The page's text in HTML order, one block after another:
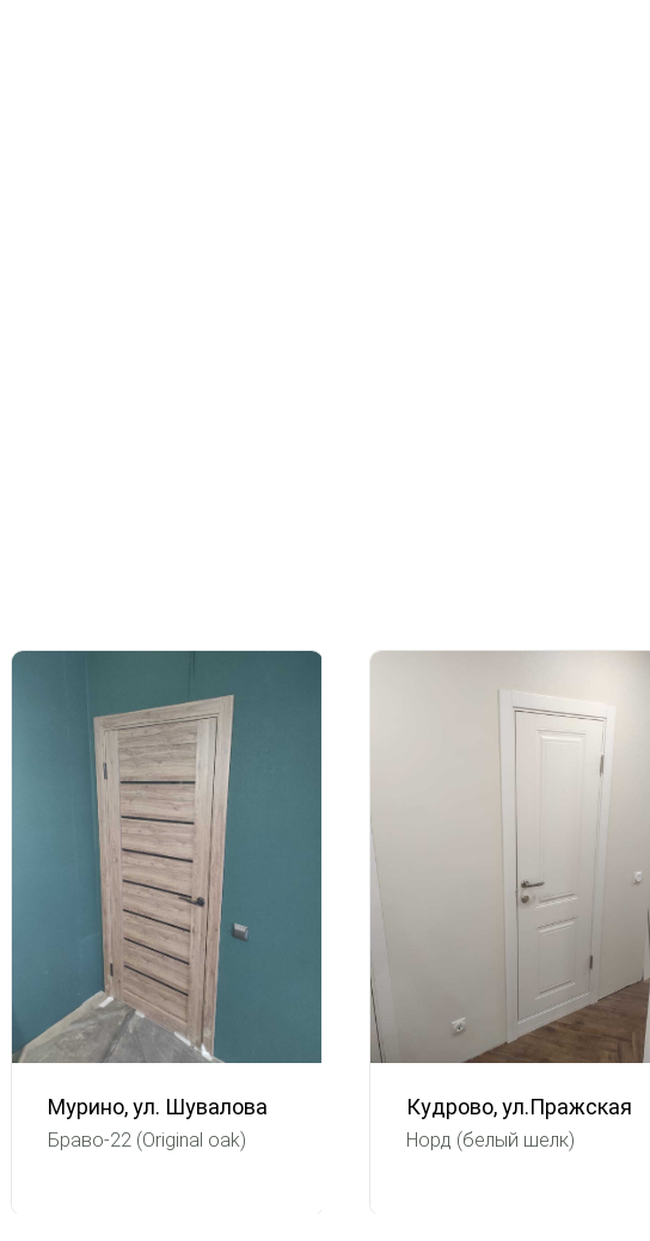
Мурино, ул. Шувалова
Браво-22 (Original oak)
Кудрово, ул.Пражская
Норд (белый шелк)